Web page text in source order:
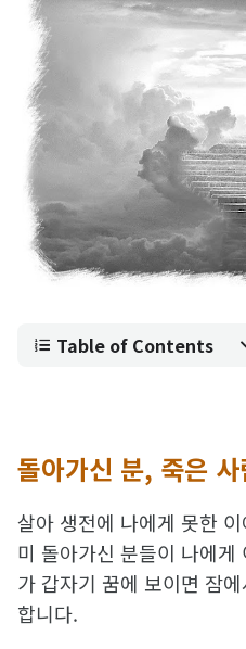
Table of Contents
돌아가신 분, 죽은
살아 생전에 나에게 못한
미 돌아가신 분들이 나에
가 갑자기 꿈에 보이면 잠
합니다.